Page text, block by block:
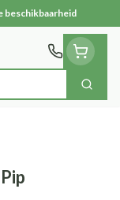
beschikbaarheid
Zoek